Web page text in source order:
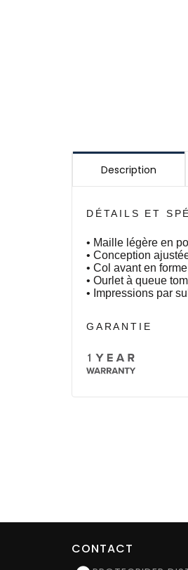
Description
DÉTAILS ET
• Maille légère en
• Conception
• Col avant en
• Ourlet à queue
• Impressions par
GARANTIE
CONTACT